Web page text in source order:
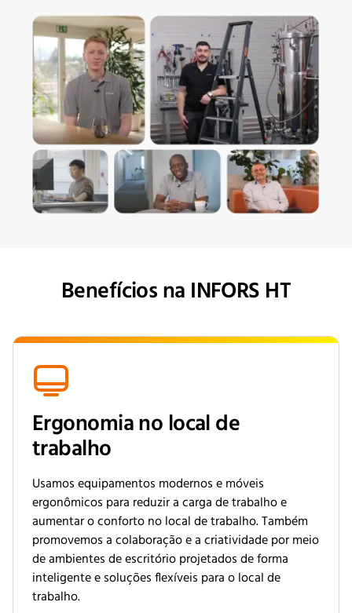
Benefícios na INFORS HT
Ergonomia no local de
trabalho
Usamos equipamentos modernos e móveis
ergonômicos para reduzir a carga de trabalho e
aumentar o conforto no local de trabalho. Também
promovemos a colaboração e a criatividade por meio
de ambientes de escritório projetados de forma
inteligente e soluções flexíveis para o local de
trabalho.